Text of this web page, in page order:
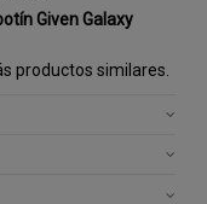
Given Galaxy
productos similares.